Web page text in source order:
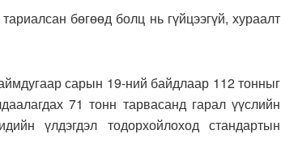
бөгөөд болц нь гүйцээгүй, хураалт
сарын 19-ний байдлаар 112 тонныг
71 тонн тарвасанд гарал үүслийн
үлдэгдэл тодорхойлоход стандартын